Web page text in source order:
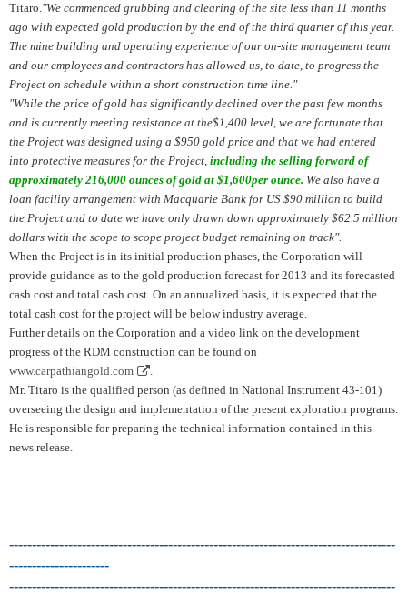
Titaro."We commenced grubbing and clearing of the site less than 11 months
ago with expected gold production by the end of the third quarter of this year.
The mine building and operating experience of our on-site management team
and our employees and contractors has allowed us, to date, to progress the
Project on schedule within a short construction time line."
"While the price of gold has significantly declined over the past few months
and is currently meeting resistance at the$1,400 level, we are fortunate that
the Project was designed using a $950 gold price and that we had entered
into protective measures for the Project, including the selling forward of
approximately 216,000 ounces of gold at $1,600per ounce. We also have a
loan facility arrangement with Macquarie Bank for US $90 million to build
the Project and to date we have only drawn down approximately $62.5 million
dollars with the scope to scope project budget remaining on track".
When the Project is in its initial production phases, the Corporation will
provide guidance as to the gold production forecast for 2013 and its forecasted
cash cost and total cash cost. On an annualized basis, it is expected that the
total cash cost for the project will be below industry average.
Further details on the Corporation and a video link on the development
progress of the RDM construction can be found on
www.carpathiangold.com
.
Mr. Titaro is the qualified person (as defined in National Instrument 43-101)
overseeing the design and implementation of the present exploration programs.
He is responsible for preparing the technical information contained in this
news release.
-------------------------------------------------------------------------------------
----------------------
-------------------------------------------------------------------------------------